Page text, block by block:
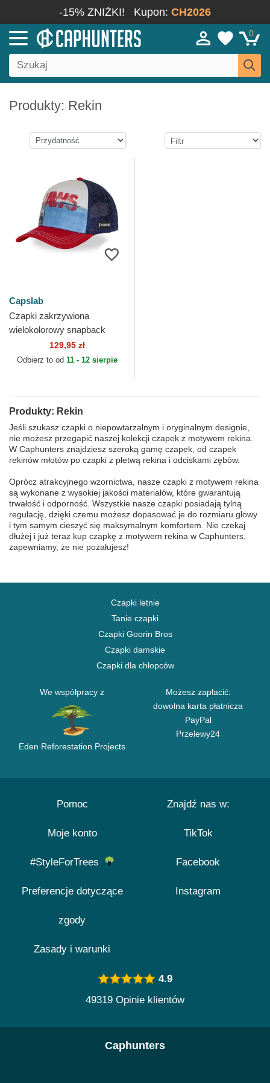
-15% ZNIŻKI! Kupon: CH2026
0
Produkty: Rekin
Capslab
Czapki zakrzywiona
wielokolorowy snapback
JAW1 JAWB Rekin Capslab
129,95 zł
Odbierz to od 11 - 12 sierpie
Produkty: Rekin
Jeśli szukasz czapki o niepowtarzalnym i oryginalnym designie,
nie możesz przegapić naszej kolekcji czapek z motywem rekina.
W Caphunters znajdziesz szeroką gamę czapek, od czapek
rekinów młotów po czapki z płetwą rekina i odciskami zębów.
Oprócz atrakcyjnego wzornictwa, nasze czapki z motywem rekina
są wykonane z wysokiej jakości materiałów, które gwarantują
trwałość i odporność. Wszystkie nasze czapki posiadają tylną
regulację, dzięki czemu możesz dopasować je do rozmiaru głowy
i tym samym cieszyć się maksymalnym komfortem. Nie czekaj
dłużej i już teraz kup czapkę z motywem rekina w Caphunters,
zapewniamy, że nie pożałujesz!
Czapki letnie
Tanie czapki
Czapki Goorin Bros
Czapki damskie
Czapki dla chłopców
We współpracy z
Eden Reforestation Projects
Możesz zapłacić:
dowolna karta płatnicza
PayPal
Przelewy24
Pomoc
Moje konto
#StyleForTrees
Preferencje dotyczące
zgody
Zasady i warunki
Znajdź nas w:
TikTok
Facebook
Instagram
4.9
49319 Opinie klientów
Caphunters